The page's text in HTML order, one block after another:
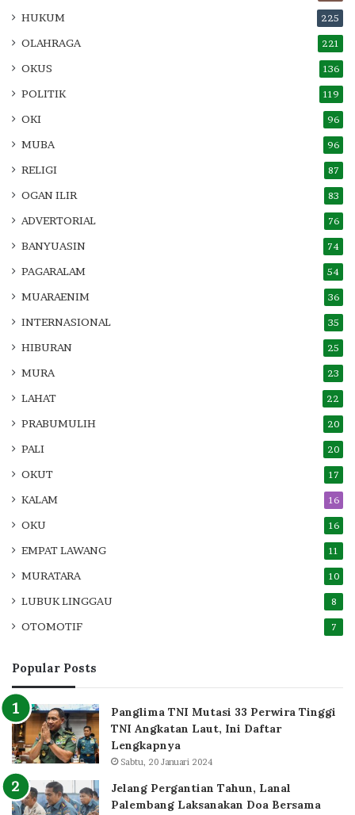
HUKUM 225
OLAHRAGA 221
OKUS 136
POLITIK 119
OKI 96
MUBA 96
RELIGI 87
OGAN ILIR 83
ADVERTORIAL 76
BANYUASIN 74
PAGARALAM 54
MUARAENIM 36
INTERNASIONAL 35
HIBURAN 25
MURA 23
LAHAT 22
PRABUMULIH 20
PALI 20
OKUT 17
KALAM 16
OKU 16
EMPAT LAWANG 11
MURATARA 10
LUBUK LINGGAU 8
OTOMOTIF 7
Popular Posts
Panglima TNI Mutasi 33 Perwira Tinggi
TNI Angkatan Laut, Ini Daftar
Lengkapnya
Sabtu, 20 Januari 2024
Jelang Pergantian Tahun, Lanal
Palembang Laksanakan Doa Bersama